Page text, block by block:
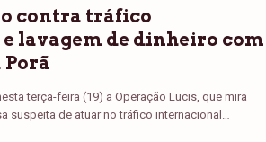
contra tráfico
lavagem de dinheiro com
Porã
terça-feira (19) a Operação Lucis, que mira
suspeita de atuar no tráfico internacional…